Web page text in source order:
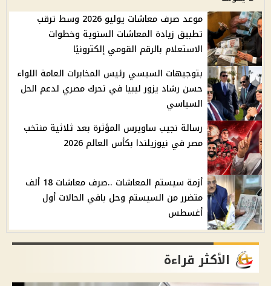
موعد صرف معاشات يوليو 2026 وسط ترقب
تطبيق زيادة المعاشات السنوية وخطوات
الاستعلام بالرقم القومي إلكترونيًا
بتوجيهات السيسي رئيس المخابرات العامة اللواء
حسن رشاد يزور ليبيا في تحرك مصري لدعم الحل
السياسي
رسالة نجيب ساويرس المؤثرة بعد ثلاثية منتخب
مصر في نيوزيلندا بكأس العالم 2026
أزمة سيستم المعاشات ..صرف معاشات 18 ألف
متضرر من السيستم وحل باقي الحالات أول
أغسطس
الأكثر قراءة